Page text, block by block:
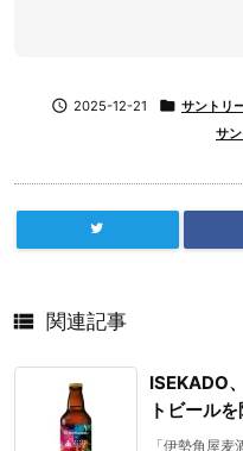
 2025-12-21  サントリ
サ
 関連記事
ISEKADO
トビール
「伊勢角屋